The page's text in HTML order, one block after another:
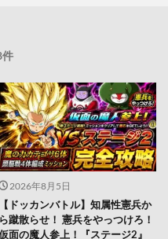
件
2026年8月5日
【ドッカンバトル】知属性憲兵か
ら蹴散らせ！ 憲兵をやっつけろ！
面の魔人参上！『ステージ2』